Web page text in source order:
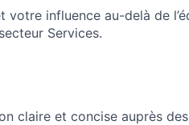
influence au-delà de
Services.
claire et concise auprès